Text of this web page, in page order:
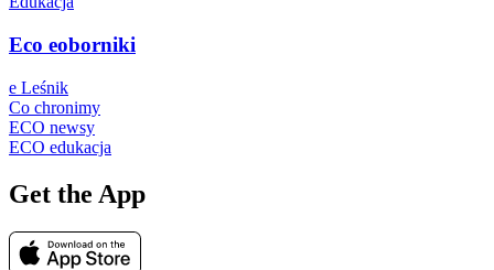
Eco eoborniki
e Leśnik
Co chronimy
ECO newsy
ECO edukacja
Get the App